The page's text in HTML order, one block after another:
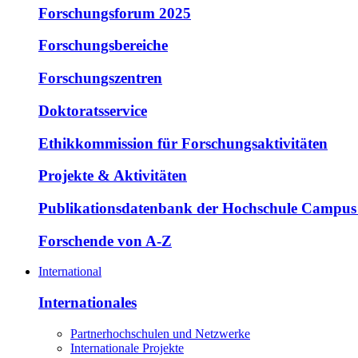
Forschungsforum 2025
Forschungsbereiche
Forschungszentren
Doktoratsservice
Ethikkommission für Forschungsaktivitäten
Projekte & Aktivitäten
Publikationsdatenbank der Hochschule
Forschende von A-Z
International
Internationales
Partnerhochschulen und Netzwerke
Internationale Projekte